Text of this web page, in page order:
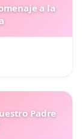
a la
Padre